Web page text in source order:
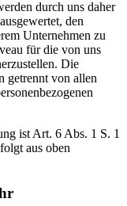
durch uns daher
den
Unternehmen zu
für die von uns
Die
getrennt von allen
ist Art. 6 Abs. 1 S. 1
aus oben